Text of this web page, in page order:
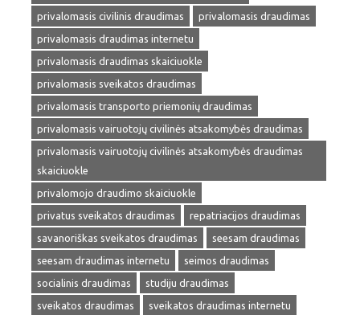
privalomasis civilinis draudimas
privalomasis draudimas
privalomasis draudimas internetu
privalomasis draudimas skaiciuokle
privalomasis sveikatos draudimas
privalomasis transporto priemonių draudimas
privalomasis vairuotojų civilinės atsakomybės draudimas
privalomasis vairuotojų civilinės atsakomybės draudimas
skaiciuokle
privalomojo draudimo skaiciuokle
privatus sveikatos draudimas
repatriacijos draudimas
savanoriškas sveikatos draudimas
seesam draudimas
seesam draudimas internetu
seimos draudimas
socialinis draudimas
studiju draudimas
sveikatos draudimas
sveikatos draudimas internetu